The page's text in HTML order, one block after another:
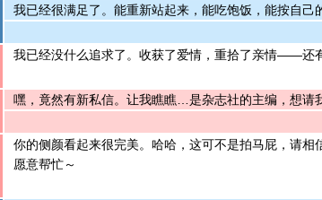
我已经很满足了。能重新站起来，能吃饱饭，能按自
我已经没什么追求了。收获了爱情，重拾了亲情——还
嘿，竟然有新私信。让我瞧瞧…是杂志社的主编，想请
你的侧颜看起来很完美。哈哈，这可不是拍马屁，请
愿意帮忙～